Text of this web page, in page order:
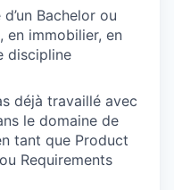
Bachelor ou
en immobilier, en
discipline
déjà travaillé avec
le domaine de
tant que Product
Requirements